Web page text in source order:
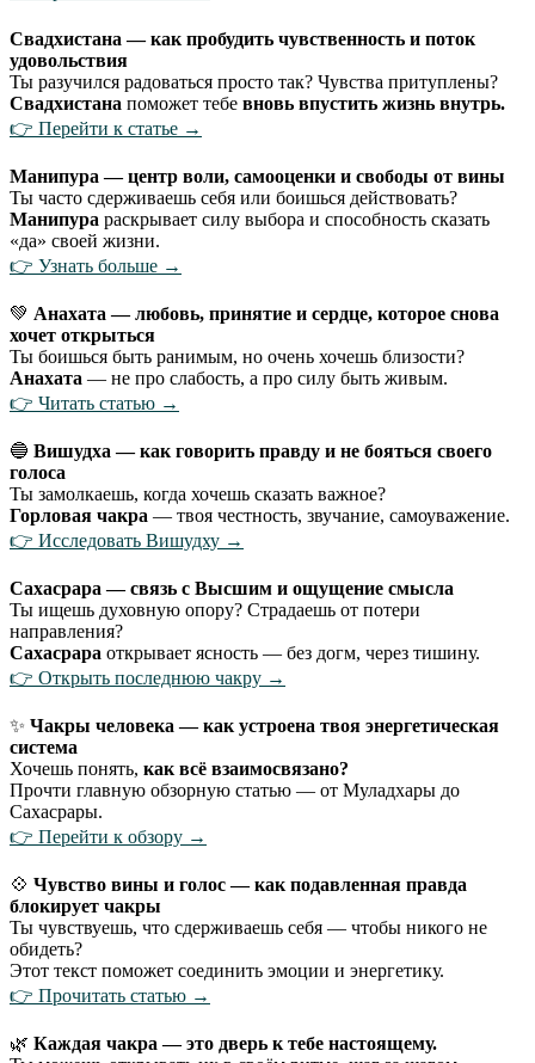
Свадхистана — как пробудить чувственность и поток
удовольствия
Ты разучился радоваться просто так? Чувства притуплены?
Свадхистана поможет тебе вновь впустить жизнь внутрь.
👉 Перейти к статье →
Манипура — центр воли, самооценки и свободы от вины
Ты часто сдерживаешь себя или боишься действовать?
Манипура раскрывает силу выбора и способность сказать
«да» своей жизни.
👉 Узнать больше →
💚 Анахата — любовь, принятие и сердце, которое снова
хочет открыться
Ты боишься быть ранимым, но очень хочешь близости?
Анахата — не про слабость, а про силу быть живым.
👉 Читать статью →
🔵 Вишудха — как говорить правду и не бояться своего
голоса
Ты замолкаешь, когда хочешь сказать важное?
Горловая чакра — твоя честность, звучание, самоуважение.
👉 Исследовать Вишудху →
Сахасрара — связь с Высшим и ощущение смысла
Ты ищешь духовную опору? Страдаешь от потери
направления?
Сахасрара открывает ясность — без догм, через тишину.
👉 Открыть последнюю чакру →
✨ Чакры человека — как устроена твоя энергетическая
система
Хочешь понять, как всё взаимосвязано?
Прочти главную обзорную статью — от Муладхары до
Сахасрары.
👉 Перейти к обзору →
💠 Чувство вины и голос — как подавленная правда
блокирует чакры
Ты чувствуешь, что сдерживаешь себя — чтобы никого не
обидеть?
Этот текст поможет соединить эмоции и энергетику.
👉 Прочитать статью →
🌿 Каждая чакра — это дверь к тебе настоящему.